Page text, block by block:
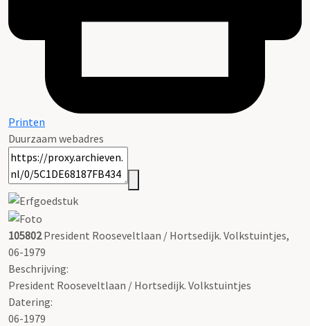
Printen
Duurzaam webadres
105802President Rooseveltlaan / Hortsedijk. Volkstuintjes,
06-1979
Beschrijving:
President Rooseveltlaan / Hortsedijk. Volkstuintjes
Datering:
06-1979